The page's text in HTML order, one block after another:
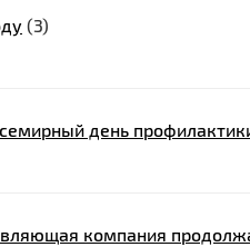
(3)
день
компания